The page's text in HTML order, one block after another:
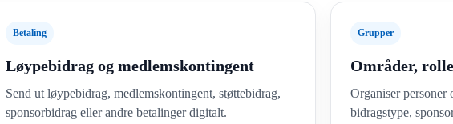
Betaling
Løypebidrag og medlemskontingent
Send ut løypebidrag, medlemskontingent, støttebidrag,
sponsorbidrag eller andre betalinger digitalt.
Grupper
Områder,
Organiser personer
bidragstype,